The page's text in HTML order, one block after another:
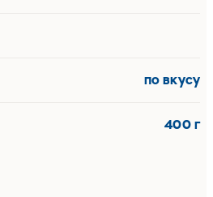
по вкусу
400 г